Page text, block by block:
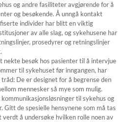
og andre fasiliteter avgjørende for å
og besøkende. Å unngå kontakt
individer har blitt en viktig
av alle slag, og sykehusene har
prosedyrer og retningslinjer
nekte besøk hos pasienter til å intervjue
til sykehuset før inngangen, har
De er designet for å begrense den
mennesker så mye som mulig.
til sykehus og
Gitt de spesielle hensynene som må tas
verdt å undersøke hvilken rolle noen av